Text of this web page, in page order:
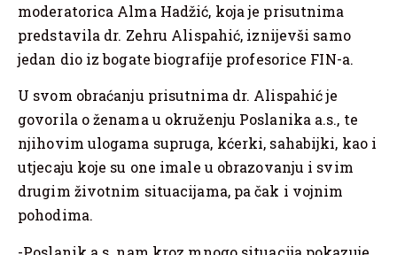
moderatorica Alma Hadžić, koja je prisutnima
predstavila dr. Zehru Alispahić, iznijevši samo
jedan dio iz bogate biografije profesorice FIN-a.
U svom obraćanju prisutnima dr. Alispahić je
govorila o ženama u okruženju Poslanika a.s., te
njihovim ulogama supruga, kćerki, sahabijki, kao i
utjecaju koje su one imale u obrazovanju i svim
drugim životnim situacijama, pa čak i vojnim
pohodima.